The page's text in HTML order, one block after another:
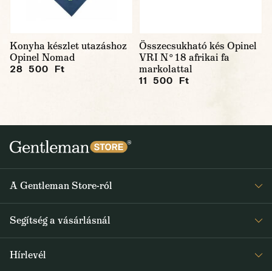
Konyha készlet utazáshoz
Opinel Nomad
28 500 Ft
Összecsukható kés Opinel
VRI N°18 afrikai fa
markolattal
11 500 Ft
A Gentleman Store-ról
Rólunk
Journal
Segítség a vásárlásnál
Hírlevél